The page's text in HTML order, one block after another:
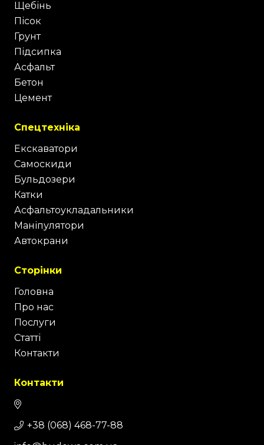
Щебінь
Пісок
Грунт
Підсипка
Асфальт
Бетон
Цемент
Спецтехніка
Екскаватори
Самоскиди
Бульдозери
Катки
Асфальтоукладальники
Маніпулятори
Автокрани
Сторінки
Головна
Про нас
Послуги
Статті
Контакти
Контакти
+38 (068) 468-77-88